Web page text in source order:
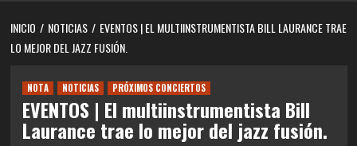
INICIO NOTICIAS
EVENTOS | EL MULTIINSTRUMENTISTA BILL LAURANCE TRAE
LO MEJOR DEL JAZZ FUSIÓN.
NOTA NOTICIAS PRÓXIMOS CONCIERTOS
EVENTOS | El multiinstrumentista Bill
Laurance trae lo mejor del jazz fusión.